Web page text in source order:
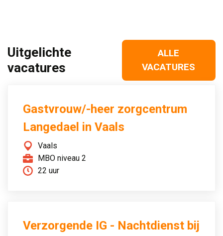
Uitgelichte
vacatures
ALLE
VACATURES
Gastvrouw/-heer zorgcentrum
Langedael in Vaals
Vaals
MBO niveau 2
22 uur
Verzorgende IG - Nachtdienst bij